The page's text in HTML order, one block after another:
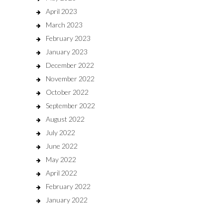
April 2023
March 2023
February 2023
January 2023
December 2022
November 2022
October 2022
September 2022
August 2022
July 2022
June 2022
May 2022
April 2022
February 2022
January 2022